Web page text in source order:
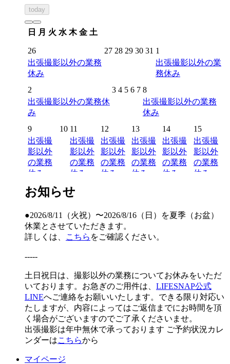
today
日 月 火 水 木 金 土
26 27 28 29 30 31 1
出張撮影以外の業務
休み
出張撮影以外の業
務休み
2
3 4 5 6 7 8
出張撮影以外の業務休
み
出張撮影以外の業務
休み
9
10 11 12 13 14
15
出張撮
影以外
の業務
休み
出張撮
影以外
の業務
休み
出張撮
影以外
の業務
休み
出張撮
影以外
の業務
休み
出張撮
影以外
の業務
休み
出張撮
影以外
の業務
休み
16
休み
務休み
23
24 25 26
出張撮影以外の業務
出張撮影以外の業
出張撮影以外の業務
休み
出張撮影以外の業務
休み
お知らせ
●2026/8/11（火祝）〜2026/8/16（日）を夏季（お盆）
休業とさせていただきます。
詳しくは、
こちら をご確認ください。
-----
土日祝日は、撮影以外の業務についてお休みをいただ
いております。お急ぎのご用件は、 LIFESNAP公式
LINEへご連絡をお願いいたします。できる限り対応い
たしますが、内容によってはご返信までにお時間を頂
く場合がございますのでご了承くださいませ。
出張撮影は年中無休で承っております ご予約状況カレ
ンダーはこちらから
マイページ